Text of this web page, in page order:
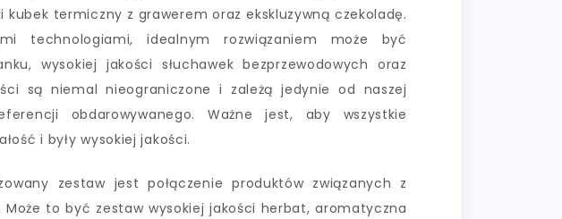
termiczny z grawerem oraz ekskluzywną czekoladę.
technologiami, idealnym rozwiązaniem może być
wysokiej jakości słuchawek bezprzewodowych oraz
są niemal nieograniczone i zależą jedynie od naszej
obdarowywanego. Ważne jest, aby wszystkie
i były wysokiej jakości.
zestaw jest połączenie produktów związanych z
to być zestaw wysokiej jakości herbat, aromatyczna